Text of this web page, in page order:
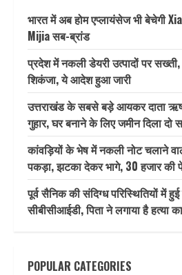
भारत में अब होम एप्लायंसेज भी बेचेगी
Mijia सब-ब्रांड
प्रदेश में नकली डेयरी उत्पादों पर
शिकंजा, ये आदेश हुआ जारी
उत्तराखंड के सबसे बड़े आयकर दाता
गुहार, घर बनाने के लिए जमीन दिला दो
कांवड़ियों के भेष में नकली नोट चलाने
पकड़ा, झटका देकर भागे, 30 हजार की
पूर्व सैनिक की संदिग्ध परिस्थितियों में
सीबीसीआईडी, पिता ने लगाया है हत्या
POPULAR CATEGORIES